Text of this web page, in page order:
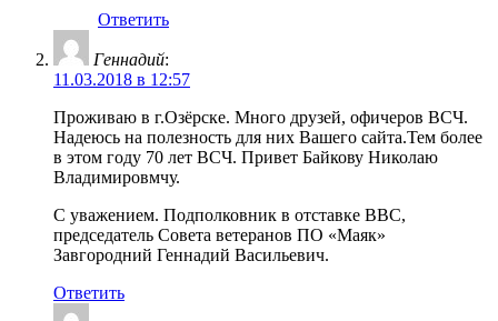
Ответить
Геннадий:
11.03.2018 в 12:57
Проживаю в г.Озёрске. Много друзей, офичеров ВСЧ.
Надеюсь на полезность для них Вашего сайта.Тем более
в этом году 70 лет ВСЧ. Привет Байкову Николаю
Владимировмчу.
С уважением. Подполковник в отставке ВВС,
председатель Совета ветеранов ПО «Маяк»
Завгородний Геннадий Васильевич.
Ответить